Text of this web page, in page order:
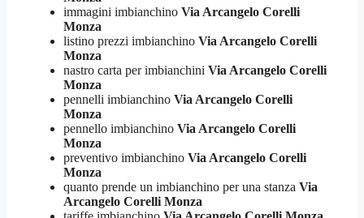
immagini imbianchino Via Arcangelo Corelli
Monza
listino prezzi imbianchino Via Arcangelo Corelli
Monza
nastro carta per imbianchini Via Arcangelo Corelli
Monza
pennelli imbianchino Via Arcangelo Corelli
Monza
pennello imbianchino Via Arcangelo Corelli
Monza
preventivo imbianchino Via Arcangelo Corelli
Monza
quanto prende un imbianchino per una stanza Via
Arcangelo Corelli Monza